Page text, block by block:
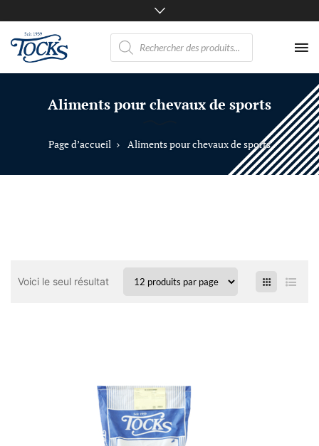
Futtermühle
Recherche
de
produits
Aliments pour chevaux de sports
Page d’accueil Aliments pour chevaux de sports
Voici le seul résultat